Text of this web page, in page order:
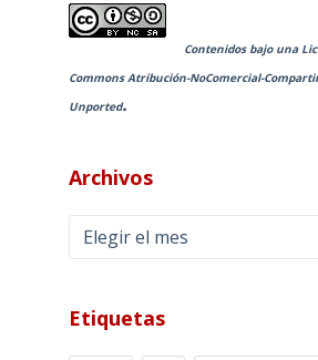
Contenidos bajo una
Commons Atribución-NoComercial-
Unported.
Archivos
Archivos
Etiquetas